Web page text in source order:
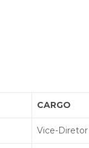
CARGO
Vice-Diretor